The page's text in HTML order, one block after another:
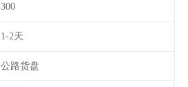
300
1-2天
公路货盘